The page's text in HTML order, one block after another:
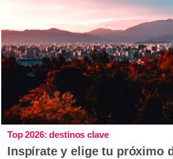
Top 2026: destinos clave
Inspírate y elige tu próximo